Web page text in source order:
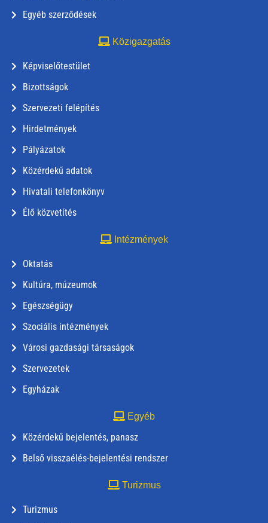
Egyéb szerződések
Közigazgatás
Képviselőtestület
Bizottságok
Szervezeti felépítés
Hirdetmények
Pályázatok
Közérdekű adatok
Hivatali telefonkönyv
Élő közvetítés
Intézmények
Oktatás
Kultúra, múzeumok
Egészségügy
Szociális intézmények
Városi gazdasági társaságok
Szervezetek
Egyházak
Egyéb
Közérdekű bejelentés, panasz
Belső visszaélés-bejelentési rendszer
Turizmus
Turizmus